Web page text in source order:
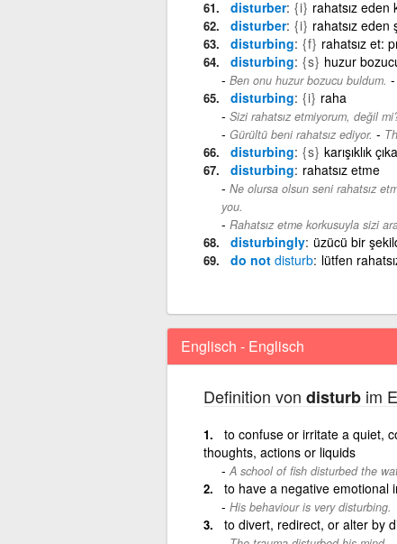
disturber {i} rahatsız eden
disturber {i} rahatsız eden
disturbing {f} rahatsız et:
disturbing {s} huzur
Ben onu huzur bozucu buldum. -
disturbing {i} raha
Sizi rahatsız etmiyorum, değil
Gürültü beni rahatsız ediyor. -
disturbing {s} karışıklık
disturbing rahatsız etme
Ne olursa olsun seni rahatsız
you.
Rahatsız etme korkusuyla sizi
disturbingly üzücü bir
do not disturb lütfen
Englisch - Englisch
Definition von disturbim
to confuse or irritate a quiet,
thoughts, actions or liquids
A school of fish disturbed the
to have a negative emotional
His behaviour is very disturbing.
to divert, redirect, or alter by